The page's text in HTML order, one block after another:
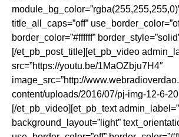
title_all_caps=”off”
border_color=”#ffffff”
[/et_pb_post_title][et_pb_video
src=”https://youtu.be/1MaOZbju7H4″
image_src=”http://
content/uploads/2016/07/pj-img-12-6-
[/et_pb_video][et_pb_text
background_layout=”light”